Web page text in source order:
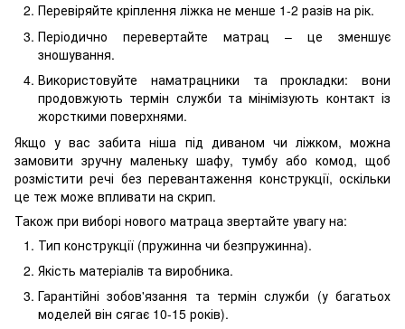
Перевіряйте кріплення ліжка не менше 1-2 разів на рік.
Періодично перевертайте матрац – це зменшує
зношування.
Використовуйте наматрацники та прокладки: вони
продовжують термін служби та мінімізують контакт із
жорсткими поверхнями.
Якщо у вас забита ніша під диваном чи ліжком, можна
замовити зручну маленьку шафу, тумбу або комод, щоб
розмістити речі без перевантаження конструкції, оскільки
це теж може впливати на скрип.
Також при виборі нового матраца звертайте увагу на:
Тип конструкції (пружинна чи безпружинна).
Якість матеріалів та виробника.
Гарантійні зобов'язання та термін служби (у багатьох
моделей він сягає 10-15 років).